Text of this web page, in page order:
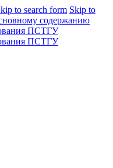
to search form Skip to
содержанию